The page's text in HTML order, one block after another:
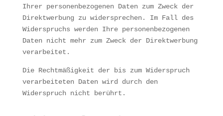
Ihrer personenbezogenen Daten zum Zweck der
Direktwerbung zu widersprechen. Im Fall des
Widerspruchs werden Ihre personenbezogenen
Daten nicht mehr zum Zweck der Direktwerbung
verarbeitet.
Die Rechtmäßigkeit der bis zum Widerspruch
verarbeiteten Daten wird durch den
Widerspruch nicht berührt.